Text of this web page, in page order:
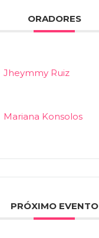
ORADORES
Jheymmy Ruiz
Mariana Konsolos
PRÓXIMO EVENTO